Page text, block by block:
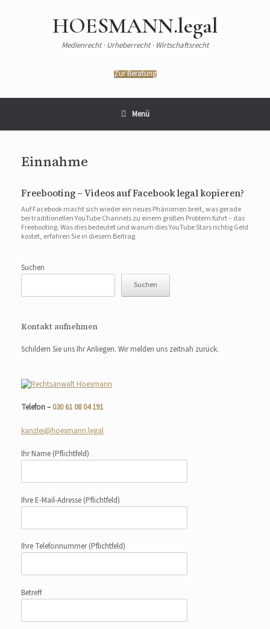
HOESMANN.legal
Medienrecht · Urheberrecht · Wirtschaftsrecht
Zur Beratung
Menü
Einnahme
Freebooting – Videos auf Facebook legal kopieren?
Auf Facebook macht sich wieder ein neues Phänomen breit, was gerade
bei traditionellen YouTube Channels zu einem großen Problem führt – das
Freebooting. Was dies bedeutet und warum dies YouTube Stars richtig Geld
kostet, erfahren Sie in diesem Beitrag.
Suchen
Suchen
Kontakt aufnehmen
Schildern Sie uns Ihr Anliegen. Wir melden uns zeitnah zurück.
Telefon –030 61 08 04 191
kanzlei@hoesmann.legal
Ihr Name (Pflichtfeld)
Ihre E-Mail-Adresse (Pflichtfeld)
Ihre Telefonnummer(Pflichtfeld)
Betreff